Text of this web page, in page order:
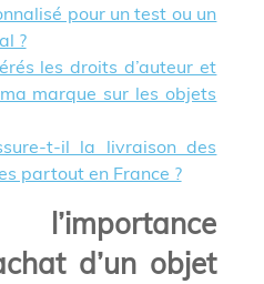
pour un test ou un
?
les droits d’auteur et
marque sur les objets
t-il la livraison des
partout en France ?
l’importance
d’un objet